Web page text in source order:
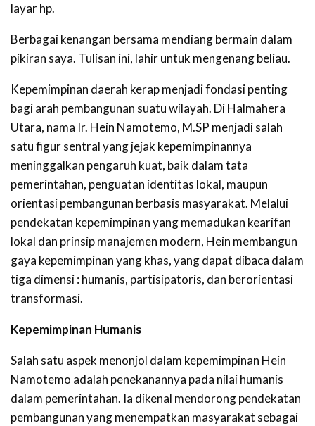
layar hp.
Berbagai kenangan bersama mendiang bermain dalam
pikiran saya. Tulisan ini, lahir untuk mengenang beliau.
Kepemimpinan daerah kerap menjadi fondasi penting
bagi arah pembangunan suatu wilayah. Di Halmahera
Utara, nama Ir. Hein Namotemo, M.SP menjadi salah
satu figur sentral yang jejak kepemimpinannya
meninggalkan pengaruh kuat, baik dalam tata
pemerintahan, penguatan identitas lokal, maupun
orientasi pembangunan berbasis masyarakat. Melalui
pendekatan kepemimpinan yang memadukan kearifan
lokal dan prinsip manajemen modern, Hein membangun
gaya kepemimpinan yang khas, yang dapat dibaca dalam
tiga dimensi : humanis, partisipatoris, dan berorientasi
transformasi.
Kepemimpinan Humanis
Salah satu aspek menonjol dalam kepemimpinan Hein
Namotemo adalah penekanannya pada nilai humanis
dalam pemerintahan. Ia dikenal mendorong pendekatan
pembangunan yang menempatkan masyarakat sebagai